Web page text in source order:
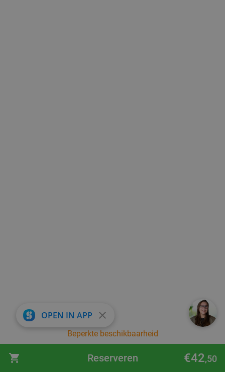
Beperkte beschikbaarheid
Reserveren €42,50
OPEN IN APP close